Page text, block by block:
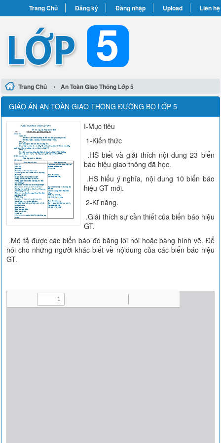
Trang Chủ Đăng ký Đăng nhập Upload Liên hệ
Trang Chủ › An Toàn Giao Thông Lớp 5
GIÁO ÁN AN TOÀN GIAO THÔNG ĐƯỜNG BỘ LỚP 5
I-Mục tiêu
1-Kiến thức
.HS biết và giải thích nội dung 23 biển
báo hiệu giao thông đã học.
.HS hiểu ý nghĩa, nội dung 10 biển báo
hiệu GT mới.
2-Kĩ năng.
.Giải thích sự cần thiết của biển báo hiệu
GT.
.Mô tả được các biển báo đó băng lời nói hoặc bàng hình vẽ. Để
nói cho những người khác biết về nộidung của các biển báo hiệu
GT.